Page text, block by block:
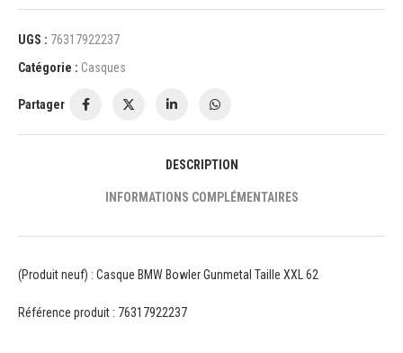
UGS : 76317922237
Catégorie : Casques
Partager
DESCRIPTION
INFORMATIONS COMPLÉMENTAIRES
(Produit neuf) : Casque BMW Bowler Gunmetal Taille XXL 62
Référence produit : 76317922237